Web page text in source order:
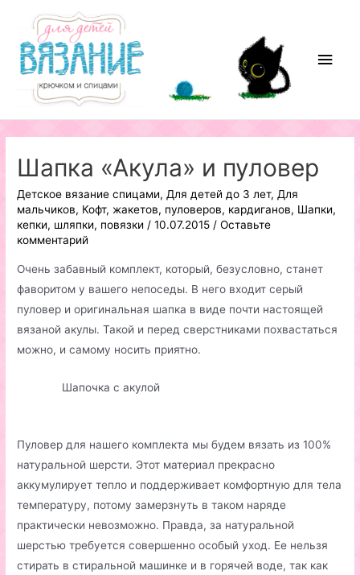
содержимому
Шапка «Акула» и пуловер
Детское вязание спицами,Для детей до 3 лет,Для
мальчиков, Кофт, жакетов, пуловеров, кардиганов, Шапки,
кепки, шляпки, повязки /10.07.2015 /Оставьте
комментарий
Очень забавный комплект, который, безусловно, станет
фаворитом у вашего непоседы. В него входит серый
пуловер и оригинальная шапка в виде почти настоящей
вязаной акулы. Такой и перед сверстниками похвастаться
можно, и самому носить приятно.
Шапочка с акулой
Пуловер для нашего комплекта мы будем вязать из 100%
натуральной шерсти. Этот материал прекрасно
аккумулирует тепло и поддерживает комфортную для тела
температуру, потому замерзнуть в таком наряде
практически невозможно. Правда, за натуральной
шерстью требуется совершенно особый уход. Ее нельзя
стирать в стиральной машинке и в горячей воде, так как